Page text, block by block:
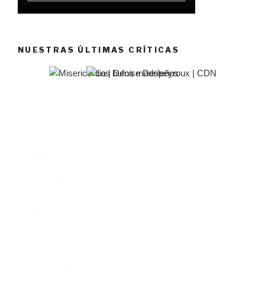
NUESTRAS ÚLTIMAS CRÍTICAS
El castillo de Lindabridis